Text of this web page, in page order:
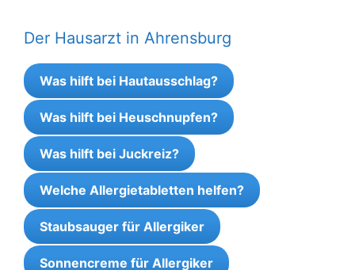
Der Hausarzt in Ahrensburg
Was hilft bei Hautausschlag?
Was hilft bei Heuschnupfen?
Was hilft bei Juckreiz?
Welche Allergietabletten helfen?
Staubsauger für Allergiker
Sonnencreme für Allergiker